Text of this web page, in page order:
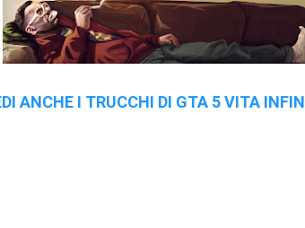
ANCHE I TRUCCHI DI GTA 5 VITA